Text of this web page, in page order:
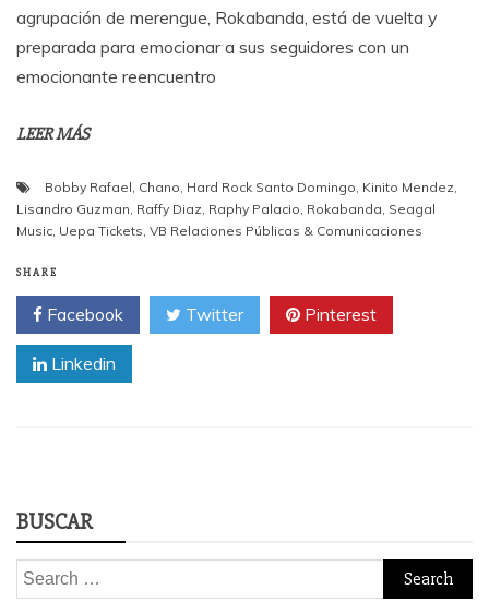
agrupación de merengue, Rokabanda, está de vuelta y
preparada para emocionar a sus seguidores con un
emocionante reencuentro
LEER MÁS
Bobby Rafael Chano Hard Rock Santo Domingo Kinito Mendez
Lisandro Guzman Raffy Diaz Raphy Palacio Rokabanda Seagal
Music Uepa Tickets VB Relaciones Públicas & Comunicaciones
SHARE
Facebook Twitter Pinterest
Linkedin
BUSCAR
Search
for: